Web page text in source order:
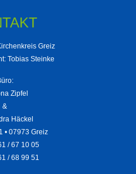
Greiz
Tobias Steinke
Zipfel
&
Häckel
• 07973 Greiz
/ 67 10 05
/ 68 99 51